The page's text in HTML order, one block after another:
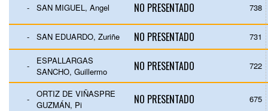
- SAN MIGUEL, Angel NO PRESENTADO 738
- SAN EDUARDO, Zuriñe NO PRESENTADO 731
-
ESPALLARGAS
SANCHO, Guillermo
NO PRESENTADO 722
-
ORTIZ DE VIÑASPRE
GUZMÁN, Pi
NO PRESENTADO 675